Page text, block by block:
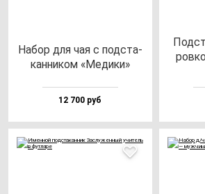
Набор для чая с под­ста­
кан­ни­ком «Меди­ки»
12 700 руб